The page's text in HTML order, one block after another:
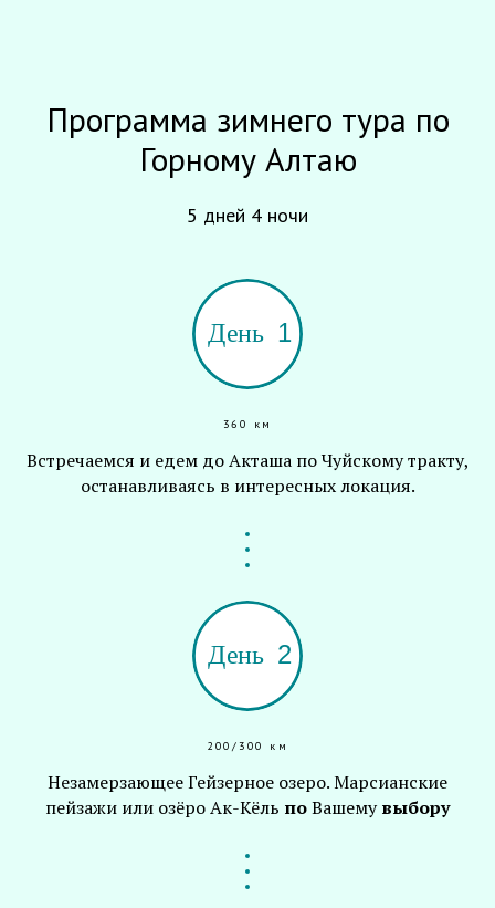
Программа зимнего тура по
Горному Алтаю
5 дней 4 ночи
360 км
Встречаемся и едем до Акташа по Чуйскому тракту,
останавливаясь в интересных локация.
200/300 км
Незамерзающее Гейзерное озеро. Марсианские
пейзажи или озёро Ак-Кёль поВашемувыбору